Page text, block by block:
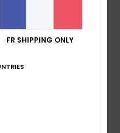
ce produit
FR SHIPPING ONLY